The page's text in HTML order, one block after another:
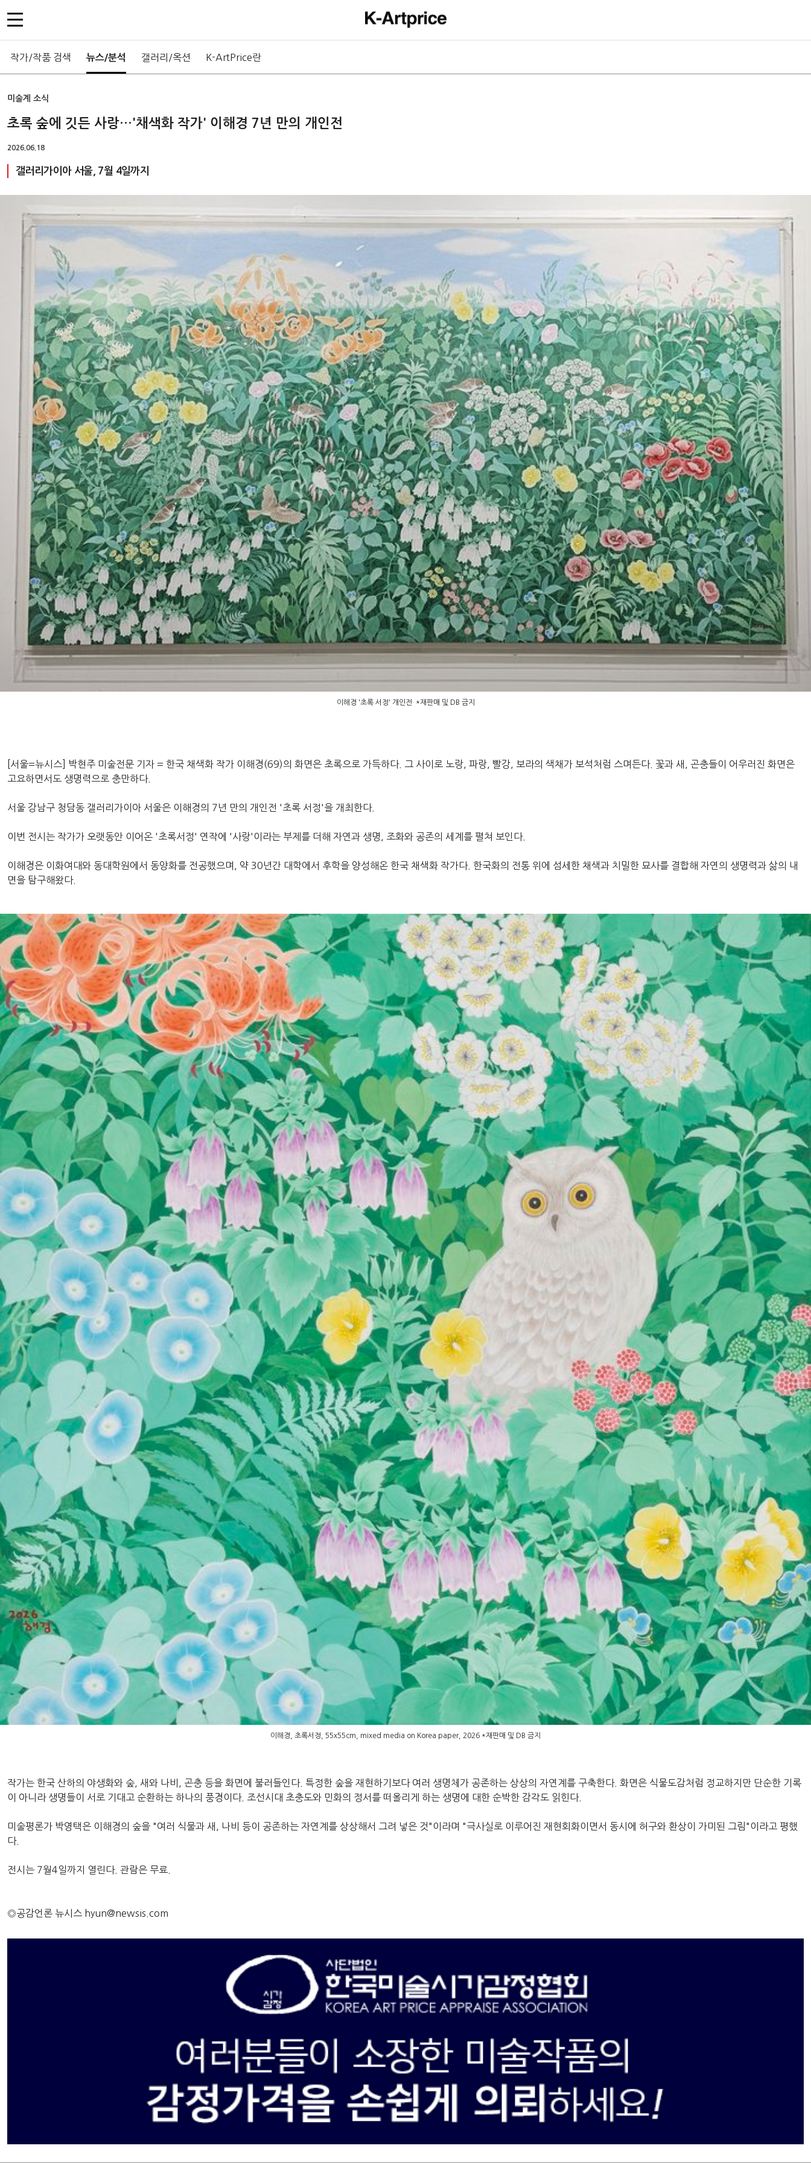
작가/작품 검색 뉴스/분석 갤러리/옥션 K-ArtPrice란
미술계 소식
초록 숲에 깃든 사랑…'채색화 작가' 이해경 7년 만의 개인전
2026.06.18
갤러리가이아 서울, 7월 4일까지
이해경 '초록 서정' 개인전 *재판매 및 DB 금지
[서울=뉴시스] 박현주 미술전문 기자 = 한국 채색화 작가 이해경(69)의 화면은 초록으로 가득하다. 그 사이로 노랑, 파랑, 빨강, 보라의 색채가 보석처럼 스며든다. 꽃과 새, 곤충들이 어우러진 화면은
고요하면서도 생명력으로 충만하다.
서울 강남구 청담동 갤러리가이아 서울은 이해경의 7년 만의 개인전 '초록 서정'을 개최한다.
이번 전시는 작가가 오랫동안 이어온 '초록서정' 연작에 '사랑'이라는 부제를 더해 자연과 생명, 조화와 공존의 세계를 펼쳐 보인다.
이해경은 이화여대와 동대학원에서 동양화를 전공했으며, 약 30년간 대학에서 후학을 양성해온 한국 채색화 작가다. 한국화의 전통 위에 섬세한 채색과 치밀한 묘사를 결합해 자연의 생명력과 삶의 내
면을 탐구해왔다.
이해경, 초록서정, 55x55cm, mixed media on Korea paper, 2026 *재판매 및 DB 금지
작가는 한국 산하의 야생화와 숲, 새와 나비, 곤충 등을 화면에 불러들인다. 특정한 숲을 재현하기보다 여러 생명체가 공존하는 상상의 자연계를 구축한다. 화면은 식물도감처럼 정교하지만 단순한 기록
이 아니라 생명들이 서로 기대고 순환하는 하나의 풍경이다. 조선시대 초충도와 민화의 정서를 떠올리게 하는 생명에 대한 순박한 감각도 읽힌다.
미술평론가 박영택은 이해경의 숲을 "여러 식물과 새, 나비 등이 공존하는 자연계를 상상해서 그려 넣은 것"이라며 "극사실로 이루어진 재현회화이면서 동시에 허구와 환상이 가미된 그림"이라고 평했
다.
전시는 7월4일까지 열린다. 관람은 무료.
◎공감언론 뉴시스 hyun@newsis.com